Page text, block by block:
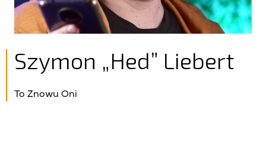
Szymon „Hed” Liebert
To Znowu Oni